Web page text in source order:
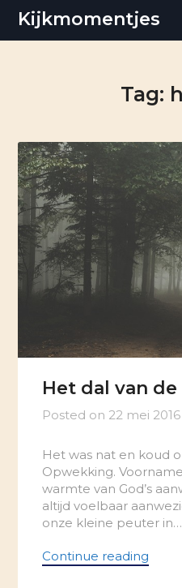
SkipKijkmomentjes
Tag:
Het dal van
Posted on 22 mei 2016
Het was nat en koud
Opwekking.
warmte van God’s
altijd voelbaar
onze kleine peuter in…
Continue reading